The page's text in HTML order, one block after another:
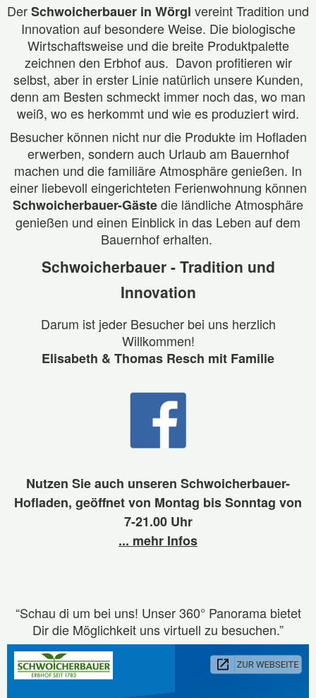
DerSchwoicherbauer in Wörgl vereint Tradition und
Innovation auf besondere Weise. Die biologische
Wirtschaftsweise und die breite Produktpalette
zeichnen den Erbhof aus. Davon profitieren wir
selbst, aber in erster Linie natürlich unsere Kunden,
denn am Besten schmeckt immer noch das, wo man
weiß, wo es herkommt und wie es produziert wird.
Besucher können nicht nur die Produkte im Hofladen
erwerben, sondern auch Urlaub am Bauernhof
machen und die familiäre Atmosphäre genießen. In
einer liebevoll eingerichteten Ferienwohnung können
Schwoicherbauer-Gästedie ländliche Atmosphäre
genießen und einen Einblick in das Leben auf dem
Bauernhof erhalten.
Schwoicherbauer - Tradition und
Innovation
Darum ist jeder Besucher bei uns herzlich
Willkommen!
Elisabeth & Thomas Resch mit Familie
Nutzen Sie auch unseren Schwoicherbauer-
Hofladen, geöffnet von Montag bis Sonntag von
7-21.00 Uhr
... mehr Infos
“Schau di um bei uns! Unser 360° Panorama bietet
Dir die Möglichkeit uns virtuell zu besuchen.”